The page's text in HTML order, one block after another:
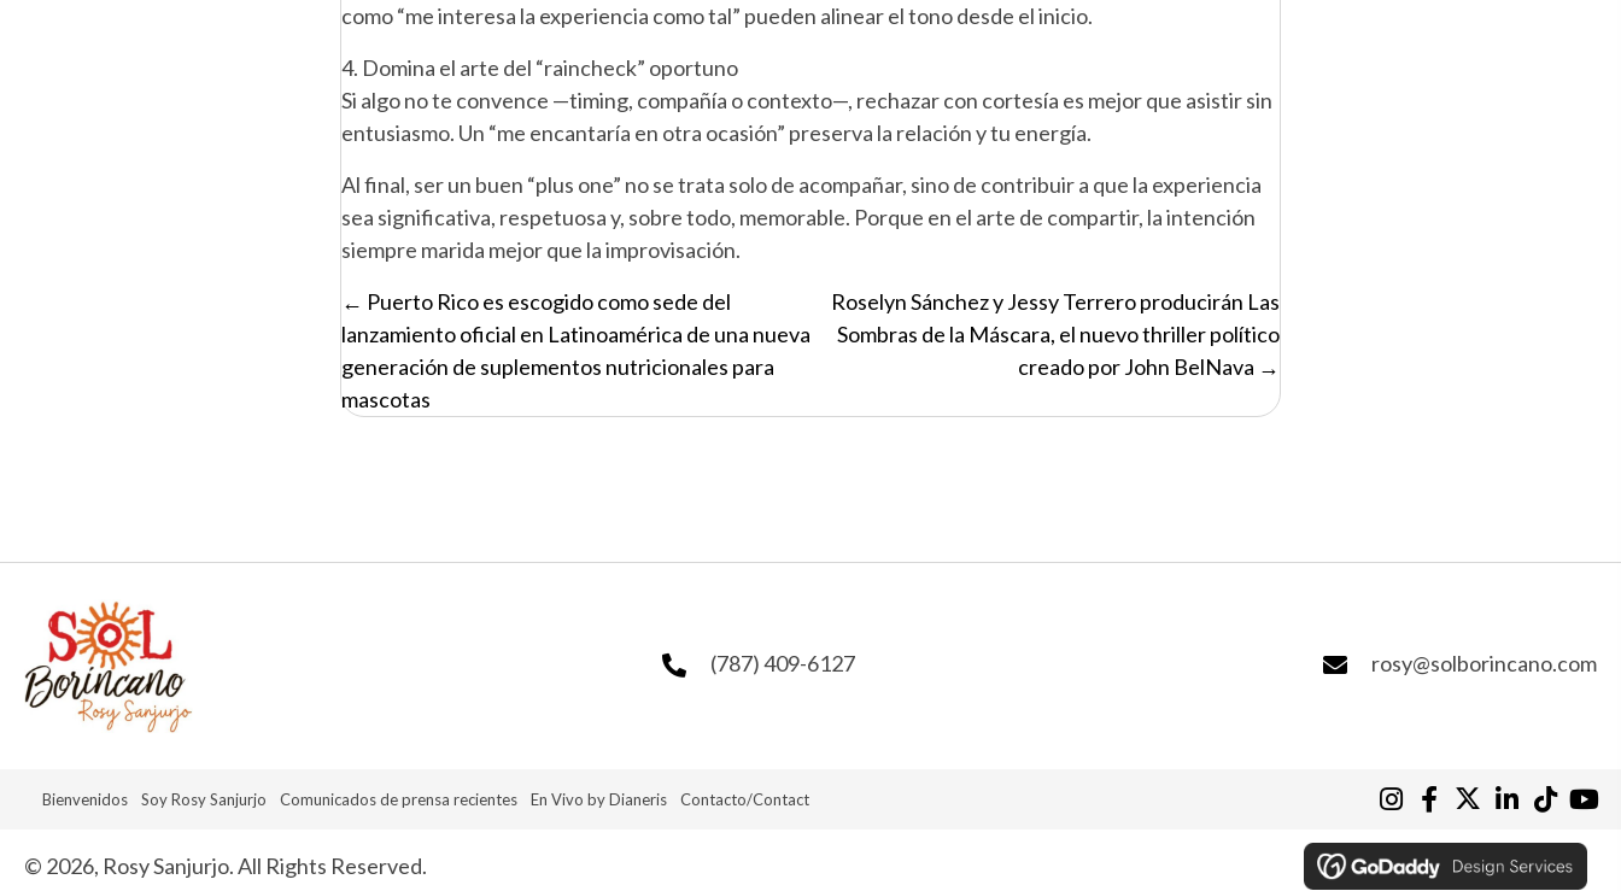
como “me interesa la experiencia como tal” pueden alinear el tono desde el inicio.
4. Domina el arte del “raincheck” oportuno
Si algo no te convence —timing, compañía o contexto—, rechazar con cortesía es mejor que asistir sin
entusiasmo. Un “me encantaría en otra ocasión” preserva la relación y tu energía.
Al final, ser un buen “plus one” no se trata solo de acompañar, sino de contribuir a que la experiencia
sea significativa, respetuosa y, sobre todo, memorable. Porque en el arte de compartir, la intención
siempre marida mejor que la improvisación.
Posts
navigation
← Puerto Rico es escogido como sede del
lanzamiento oficial en Latinoamérica de una nueva
generación de suplementos nutricionales para
mascotas
Roselyn Sánchez y Jessy Terrero producirán Las
Sombras de la Máscara, el nuevo thriller político
creado por John BelNava →
(787) 409-6127 rosy@solborincano.com
Bienvenidos Soy Rosy Sanjurjo Comunicados de prensa recientes En Vivo by Dianeris Contacto/Contact
© 2026, Rosy Sanjurjo. All Rights Reserved.